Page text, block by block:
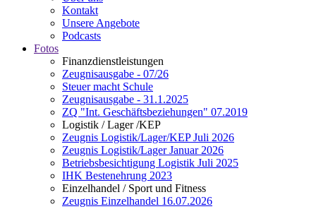
Kontakt
Unsere Angebote
Podcasts
Fotos
Finanzdienstleistungen
Zeugnisausgabe - 07/26
Steuer macht Schule
Zeugnisausgabe - 31.1.2025
ZQ "Int. Geschäftsbeziehungen" 07.2019
Logistik / Lager /KEP
Zeugnis Logistik/Lager/KEP Juli 2026
Zeugnis Logistik/Lager Januar 2026
Betriebsbesichtigung Logistik Juli 2025
IHK Bestenehrung 2023
Einzelhandel / Sport und Fitness
Zeugnis Einzelhandel 16.07.2026